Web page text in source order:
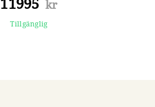
kr
Tillgänglig